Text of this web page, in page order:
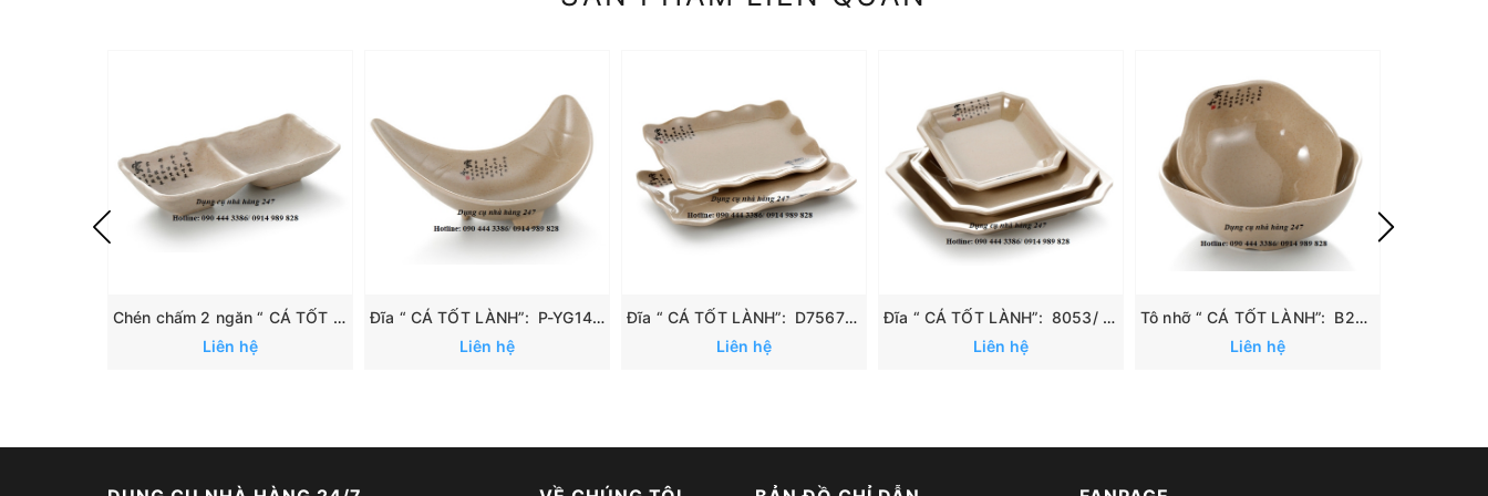
Chén chấm 2 ngăn “ CÁ TỐT LÀNH”: 167
Liên hệ
Đĩa “ CÁ TỐT LÀNH”: P-YG140070
Liên hệ
Đĩa “ CÁ TỐT LÀNH”: D7567/ D7568
Liên hệ
Đĩa “ CÁ TỐT LÀNH”: 8053/ 8054/ 8055
Liên hệ
Tô nhỡ “ CÁ TỐT LÀNH”: B26806/ B26807
Liên hệ